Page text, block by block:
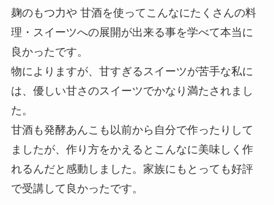
麹のもつ力や 甘酒を使ってこんなにたくさんの料
理・スイーツへの展開が出来る事を学べて本当に
良かったです。
物によりますが、甘すぎるスイーツが苦手な私に
は、 優しい甘さのスイーツでかなり満たされまし
た。
甘酒も発酵あんこも以前から自分で作ったりして
ましたが、 作り方をかえるとこんなに美味しく作
れるんだと感動 しました。 家族にもとっても好評
で受講して良かったです。